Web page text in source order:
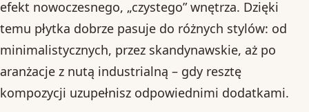
efekt nowoczesnego, „czystego” wnętrza. Dzięki
temu płytka dobrze pasuje do różnych stylów: od
minimalistycznych, przez skandynawskie, aż po
aranżacje z nutą industrialną – gdy resztę
kompozycji uzupełnisz odpowiednimi dodatkami.